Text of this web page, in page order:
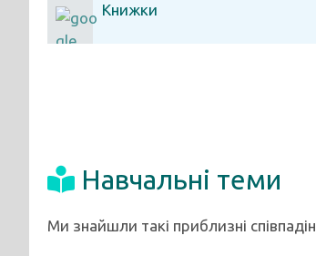
Книжки
Навчальні теми
Ми знайшли такі приблизні